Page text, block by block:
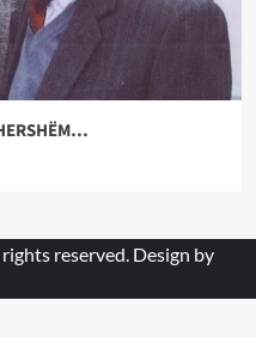
reserved. Design by